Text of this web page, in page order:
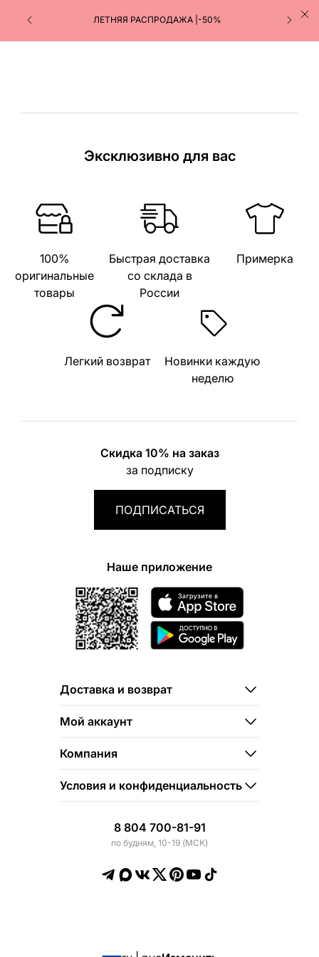
ЛЕТНЯЯ РАСПРОДАЖА |-50%
Эксклюзивно для вас
100%
оригинальные
товары
Быстрая доставка
со склада в
России
Примерка
Легкий возврат
Новинки каждую
неделю
Скидка 10% на заказ
за подписку
ПОДПИСАТЬСЯ
Наше приложение
Доставка и возврат
Мой аккаунт
Компания
Условия и конфиденциальность
8 804 700-81-91
по будням, 10-19 (МСК)